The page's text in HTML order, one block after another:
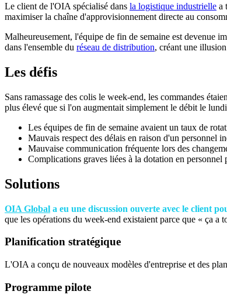
Le client de l'OIA spécialisé dans la logistique industrielle a
maximiser la chaîne d'approvisionnement directe au
Malheureusement, l'équipe de fin de semaine est devenue
dans l'ensemble du réseau de distribution, créant une
Les défis
Sans ramassage des colis le week-end, les commandes
plus élevé que si l'on augmentait simplement le débit le
Les équipes de fin de semaine avaient un taux de
Mauvais respect des délais en raison d'un personnel
Mauvaise communication fréquente lors des
Complications graves liées à la dotation en personnel
Solutions
OIA Global a eu une discussion ouverte avec le client
que les opérations du week-end existaient parce que « ça
Planification stratégique
L'OIA a conçu de nouveaux modèles d'entreprise et des
Programme pilote